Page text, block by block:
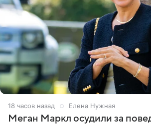
18 часов назад Елена Нужная
Меган Маркл осудили за